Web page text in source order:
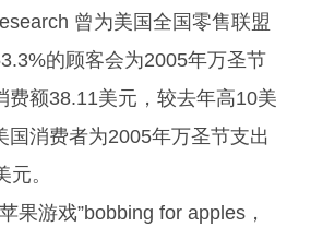
曾为美国全国零售联盟
的顾客会为2005年万圣节
费额38.11美元，较去年高10美
国消费者为2005年万圣节支出
。
果游戏”bobbing for apples，